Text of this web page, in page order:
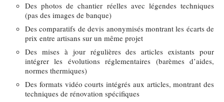
Des photos de chantier réelles avec légendes techniques
(pas des images de banque)
Des comparatifs de devis anonymisés montrant les écarts de
prix entre artisans sur un même projet
Des mises à jour régulières des articles existants pour
intégrer les évolutions réglementaires (barèmes d’aides,
normes thermiques)
Des formats vidéo courts intégrés aux articles, montrant des
techniques de rénovation spécifiques